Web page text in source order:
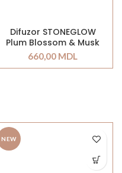
Difuzor STONEGLOW
Plum Blossom & Musk
660,00 MDL
NEW